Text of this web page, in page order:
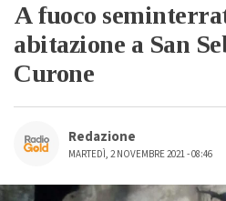
A fuoco
abitazione a San
Curone
Redazione
MARTEDÌ, 2 NOVEMBRE 2021 - 08:46